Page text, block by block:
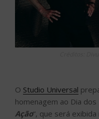
O Studio Universal
homenagem ao Dia dos
Ação“, que será